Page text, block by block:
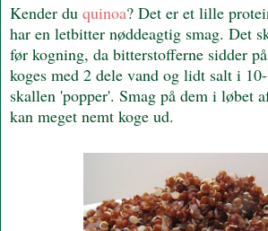
Kender du quinoa? Det er et lille
har en letbitter nøddeagtig smag. Det
før kogning, da bitterstofferne sidder
koges med 2 dele vand og lidt salt i
skallen 'popper'. Smag på dem i løbet
kan meget nemt koge ud.